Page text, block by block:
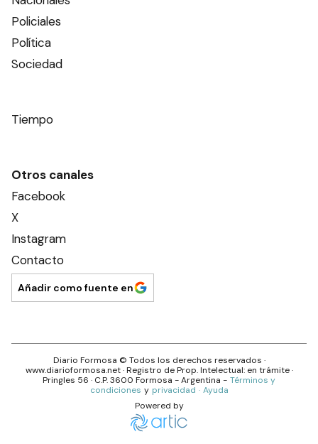
Policiales
Política
Sociedad
Tiempo
Otros canales
Facebook
X
Instagram
Contacto
Añadir como fuente en
Diario Formosa © Todos los derechos reservados ·
www.diarioformosa.net · Registro de Prop. Intelectual: en trámite ·
Pringles 56 · C.P.3600 Formosa - Argentina - Términos y
condiciones y privacidad · Ayuda
Powered by